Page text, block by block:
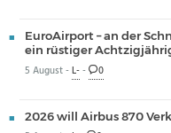
EuroAirport – an der
ein rüstiger
5 August -L-- 0
2026 will Airbus 870